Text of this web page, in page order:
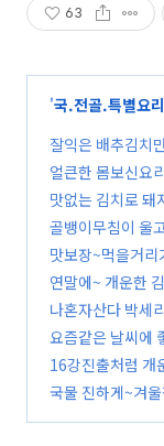
63
'국.전골.특별요리
잘익은 배추김치
들기 ~ /김진옥요
피
(31)
얼큰한 몸보신요
방법 /닭개장 만
닭으로 육개장 만
맛없는 김치로
지돼지갈비찜 만
비김치찌개
(71)
골뱅이무침이 울
꼬막무침레시피
맛보장~먹을거리
이는 법/떡국 만
리가좋다
(97)
연말에~ 개운한
방법/김치콩나물
기 /김진옥요리가
나혼자산다 박세
피/굴무침만드는
요즘같은 날씨에
방법/김진옥요리
16강진출처럼 개
기/김진옥요리가
국물 진하게~겨